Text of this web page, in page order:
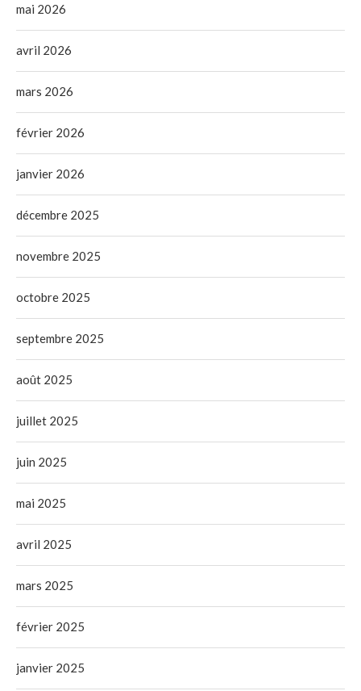
mai 2026
avril 2026
mars 2026
février 2026
janvier 2026
décembre 2025
novembre 2025
octobre 2025
septembre 2025
août 2025
juillet 2025
juin 2025
mai 2025
avril 2025
mars 2025
février 2025
janvier 2025